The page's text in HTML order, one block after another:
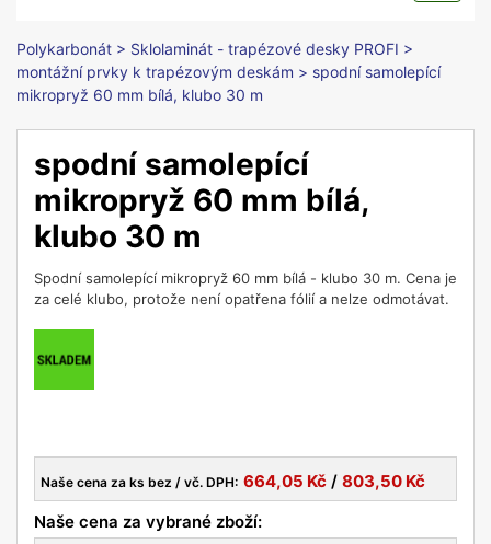
Polykarbonát > Sklolaminát - trapézové desky PROFI >
montážní prvky k trapézovým deskám > spodní samolepící
mikropryž 60 mm bílá, klubo 30 m
spodní samolepící
mikropryž 60 mm bílá,
klubo 30 m
Spodní samolepící mikropryž 60 mm bílá - klubo 30 m. Cena je
za celé klubo, protože není opatřena fólií a nelze odmotávat.
Naše cena za ks bez / vč. DPH: 664,05 Kč / 803,50 Kč
Naše cena za vybrané zboží: